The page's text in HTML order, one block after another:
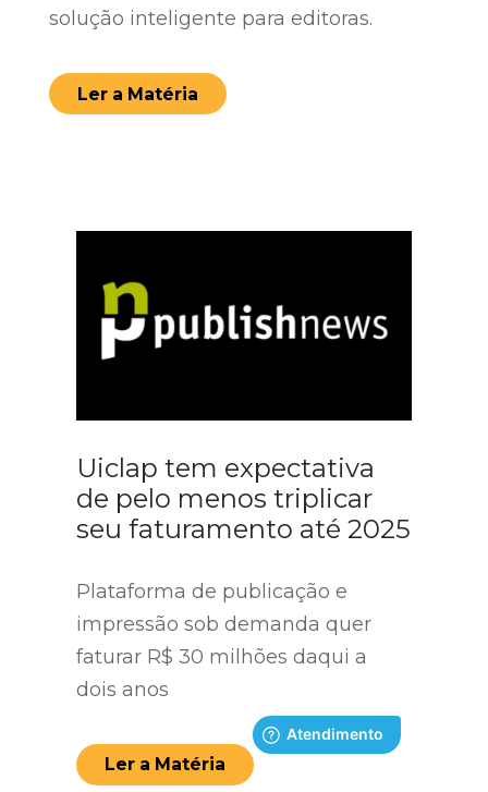
solução inteligente para editoras.
Ler a Matéria
Uiclap tem expectativa
de pelo menos triplicar
seu faturamento até 2025
Plataforma de publicação e
impressão sob demanda quer
faturar R$ 30 milhões daqui a
dois anos
Ler a Matéria